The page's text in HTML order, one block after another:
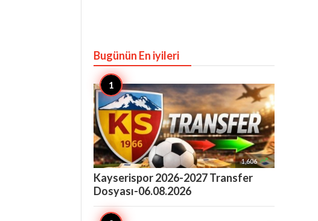
Bugünün En iyileri
1,606 
Kayserispor 2026-2027 Transfer
Dosyası-06.08.2026